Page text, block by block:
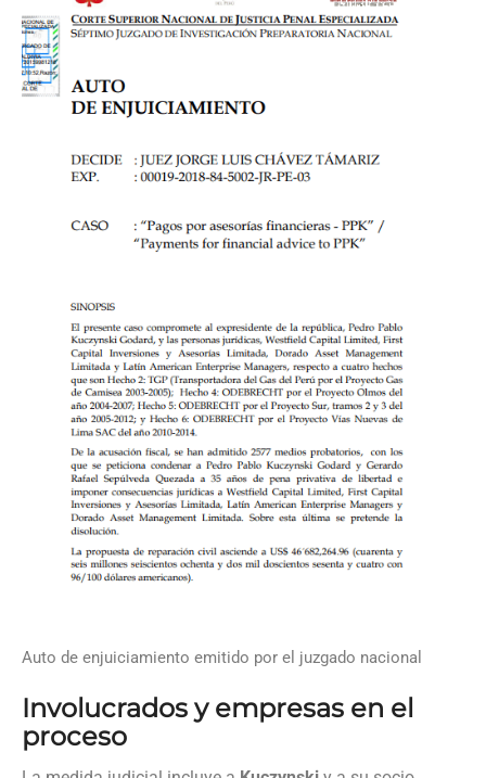
Auto de enjuiciamiento emitido por el juzgado nacional
Involucrados y empresas en el
proceso